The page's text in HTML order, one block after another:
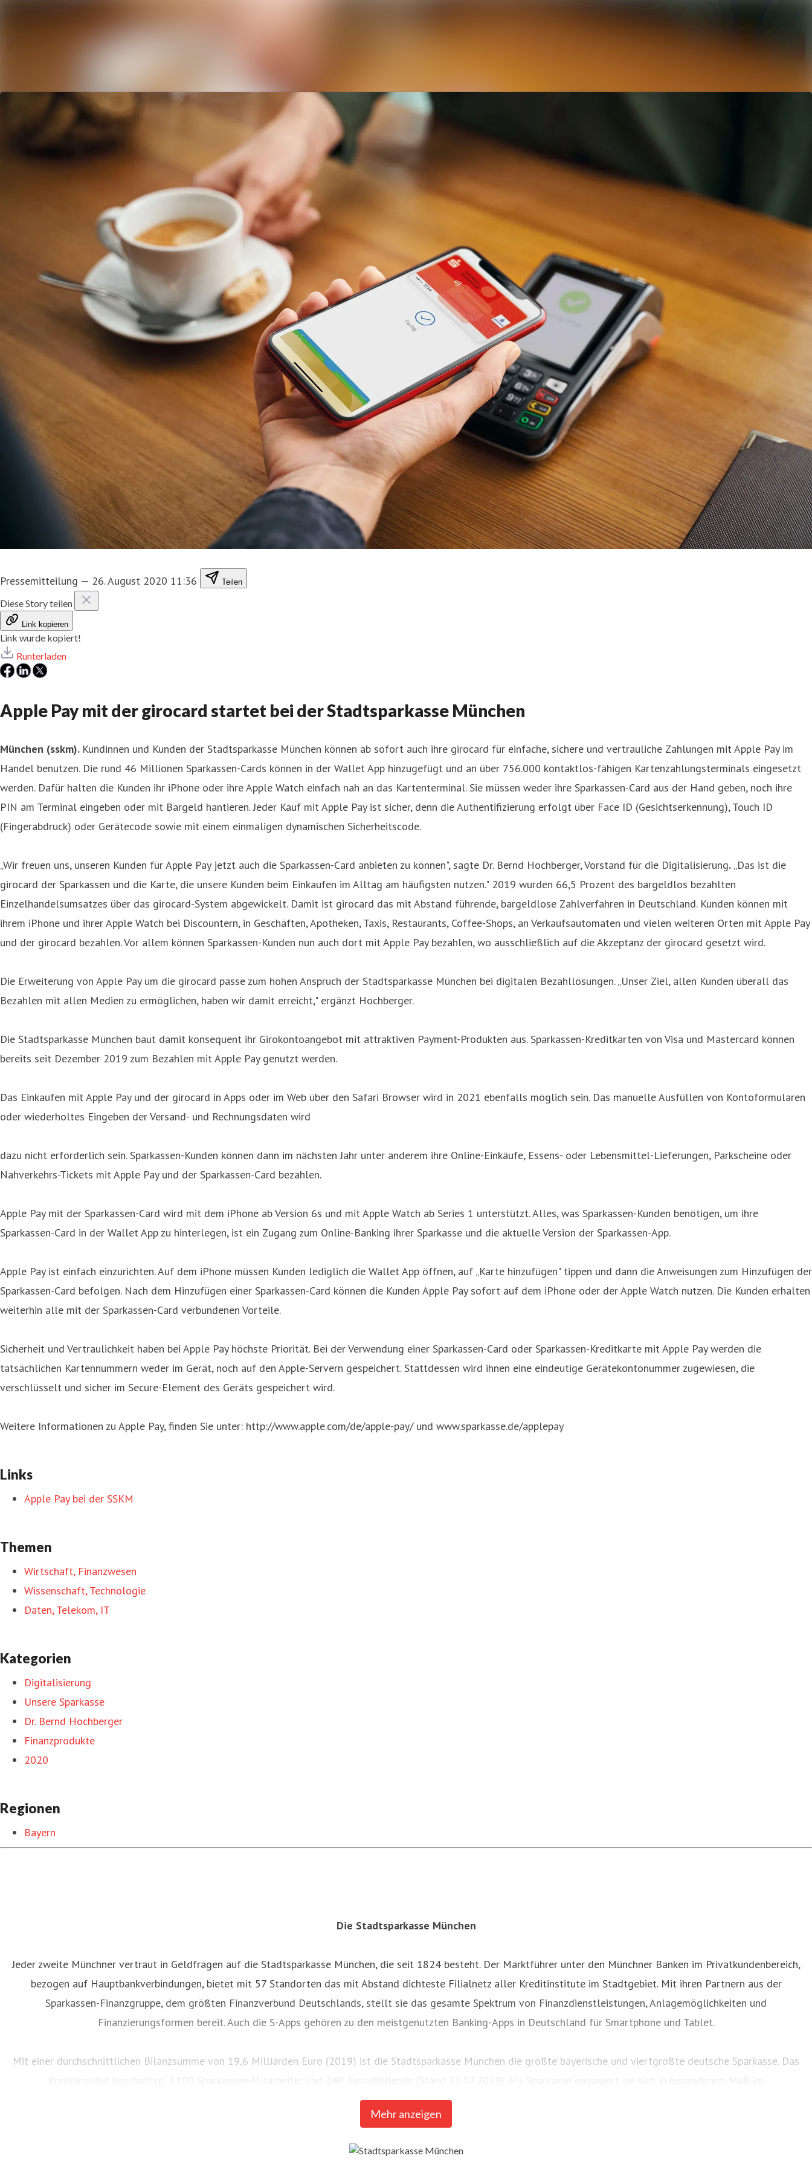
Pressemitteilung — 26. August 2020 11:36 Teilen
Diese Story teilen
Link kopieren
Link wurde kopiert!
Runterladen
Apple Pay mit der girocard startet bei der Stadtsparkasse München
München (sskm). Kundinnen und Kunden der Stadtsparkasse München können ab sofort auch ihre girocard für einfache, sichere und vertrauliche Zahlungen mit Apple Pay im
Handel benutzen. Die rund 46 Millionen Sparkassen-Cards können in der Wallet App hinzugefügt und an über 756.000 kontaktlos-fähigen Kartenzahlungsterminals eingesetzt
werden. Dafür halten die Kunden ihr iPhone oder ihre Apple Watch einfach nah an das Kartenterminal. Sie müssen weder ihre Sparkassen-Card aus der Hand geben, noch ihre
PIN am Terminal eingeben oder mit Bargeld hantieren. Jeder Kauf mit Apple Pay ist sicher, denn die Authentifizierung erfolgt über Face ID (Gesichtserkennung), Touch ID
(Fingerabdruck) oder Gerätecode sowie mit einem einmaligen dynamischen Sicherheitscode.
„Wir freuen uns, unseren Kunden für Apple Pay jetzt auch die Sparkassen-Card anbieten zu können", sagte Dr. Bernd Hochberger, Vorstand für die Digitalisierung. „Das ist die
girocard der Sparkassen und die Karte, die unsere Kunden beim Einkaufen im Alltag am häufigsten nutzen." 2019 wurden 66,5 Prozent des bargeldlos bezahlten
Einzelhandelsumsatzes über das girocard-System abgewickelt. Damit ist girocard das mit Abstand führende, bargeldlose Zahlverfahren in Deutschland. Kunden können mit
ihrem iPhone und ihrer Apple Watch bei Discountern, in Geschäften, Apotheken, Taxis, Restaurants, Coffee-Shops, an Verkaufsautomaten und vielen weiteren Orten mit Apple Pay
und der girocard bezahlen. Vor allem können Sparkassen-Kunden nun auch dort mit Apple Pay bezahlen, wo ausschließlich auf die Akzeptanz der girocard gesetzt wird.
Die Erweiterung von Apple Pay um die girocard passe zum hohen Anspruch der Stadtsparkasse München bei digitalen Bezahllösungen. „Unser Ziel, allen Kunden überall das
Bezahlen mit allen Medien zu ermöglichen, haben wir damit erreicht," ergänzt Hochberger.
Die Stadtsparkasse München baut damit konsequent ihr Girokontoangebot mit attraktiven Payment-Produkten aus. Sparkassen-Kreditkarten von Visa und Mastercard können
bereits seit Dezember 2019 zum Bezahlen mit Apple Pay genutzt werden.
Das Einkaufen mit Apple Pay und der girocard in Apps oder im Web über den Safari Browser wird in 2021 ebenfalls möglich sein. Das manuelle Ausfüllen von Kontoformularen
oder wiederholtes Eingeben der Versand- und Rechnungsdaten wird
dazu nicht erforderlich sein. Sparkassen-Kunden können dann im nächsten Jahr unter anderem ihre Online-Einkäufe, Essens- oder Lebensmittel-Lieferungen, Parkscheine oder
Nahverkehrs-Tickets mit Apple Pay und der Sparkassen-Card bezahlen.
Apple Pay mit der Sparkassen-Card wird mit dem iPhone ab Version 6s und mit Apple Watch ab Series 1 unterstützt. Alles, was Sparkassen-Kunden benötigen, um ihre
Sparkassen-Card in der Wallet App zu hinterlegen, ist ein Zugang zum Online-Banking ihrer Sparkasse und die aktuelle Version der Sparkassen-App.
Apple Pay ist einfach einzurichten. Auf dem iPhone müssen Kunden lediglich die Wallet App öffnen, auf „Karte hinzufügen" tippen und dann die Anweisungen zum Hinzufügen der
Sparkassen-Card befolgen. Nach dem Hinzufügen einer Sparkassen-Card können die Kunden Apple Pay sofort auf dem iPhone oder der Apple Watch nutzen. Die Kunden erhalten
weiterhin alle mit der Sparkassen-Card verbundenen Vorteile.
Sicherheit und Vertraulichkeit haben bei Apple Pay höchste Priorität. Bei der Verwendung einer Sparkassen-Card oder Sparkassen-Kreditkarte mit Apple Pay werden die
tatsächlichen Kartennummern weder im Gerät, noch auf den Apple-Servern gespeichert. Stattdessen wird ihnen eine eindeutige Gerätekontonummer zugewiesen, die
verschlüsselt und sicher im Secure-Element des Geräts gespeichert wird.
Weitere Informationen zu Apple Pay, finden Sie unter: http://www.apple.com/de/apple-pay/ und www.sparkasse.de/applepay
Links
Apple Pay bei der SSKM
Themen
Wirtschaft, Finanzwesen
Wissenschaft, Technologie
Daten, Telekom, IT
Kategorien
Digitalisierung
Unsere Sparkasse
Dr. Bernd Hochberger
Finanzprodukte
2020
Regionen
Bayern
Die Stadtsparkasse München
Jeder zweite Münchner vertraut in Geldfragen auf die Stadtsparkasse München, die seit 1824 besteht. Der Marktführer unter den Münchner Banken im Privatkundenbereich,
bezogen auf Hauptbankverbindungen, bietet mit 57 Standorten das mit Abstand dichteste Filialnetz aller Kreditinstitute im Stadtgebiet. Mit ihren Partnern aus der
Sparkassen-Finanzgruppe, dem größten Finanzverbund Deutschlands, stellt sie das gesamte Spektrum von Finanzdienstleistungen, Anlagemöglichkeiten und
Finanzierungsformen bereit. Auch die S-Apps gehören zu den meistgenutzten Banking-Apps in Deutschland für Smartphone und Tablet.
Mit einer durchschnittlichen Bilanzsumme von 19,6 Milliarden Euro (2019) ist die Stadtsparkasse München die größte bayerische und viertgrößte deutsche Sparkasse. Das
Kreditinstitut beschäftigt 2.100 Sparkassen-Mitarbeiter und 240 Auszubildende (Stand 31.12.2019). Als Sparkasse engagiert sie sich in besonderem Maß im
gesellschaftlichen und kulturellen Bereich für den Standort München. betterplace.org und die Stadtsparkasse betreiben außerdem für Münchens Bürger eine Online-
Spendenplattform
Mehr anzeigen